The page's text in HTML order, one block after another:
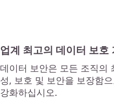
업계 최고의 데이터 보호
데이터 보안은 모든 조직의
성, 보호 및 보안을 보장함
강화하십시오.